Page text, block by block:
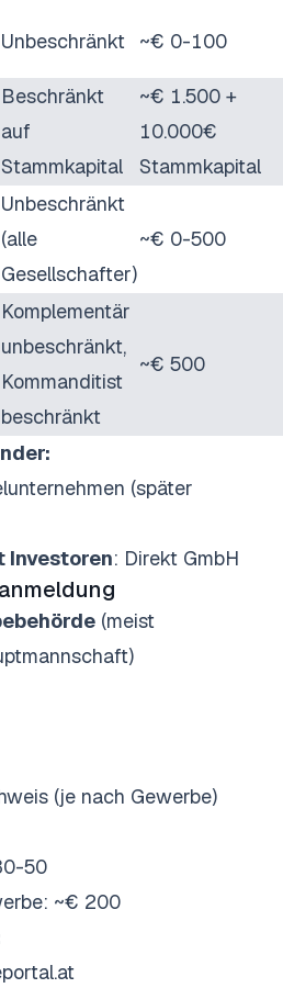
Unbeschränkt ~€ 0-100
Beschränkt
auf
Stammkapital
~€ 1.500 +
10.000€
Stammkapital
Unbeschränkt
(alle
Gesellschafter)
~€ 0-500
Komplementär
unbeschränkt,
Kommanditist
beschränkt
~€ 500
(später
Investoren: Direkt GmbH
(meist
(je nach Gewerbe)
50
~€ 200